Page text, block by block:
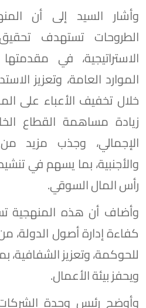
وأشار السيد إلى أن
الطروحات تستهدف
الاستراتيجية، في
الموارد العامة، وتعزيز
خلال تخفيف الأعباء على
زيادة مساهمة القطاع
الإجمالي، وجذب مزيد من
والأجنبية، بما يسهم في
رأس المال السوقي.
وأضاف أن هذه
كفاءة إدارة أصول الدولة،
للحوكمة، وتعزيز الشفافية،
ويحفز بيئة الأعمال.
وأوضح رئيس وحدة